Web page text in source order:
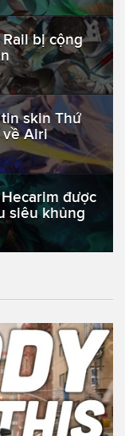
Rail bị cộng
skin Thứ
về Airi
được
siêu khủng